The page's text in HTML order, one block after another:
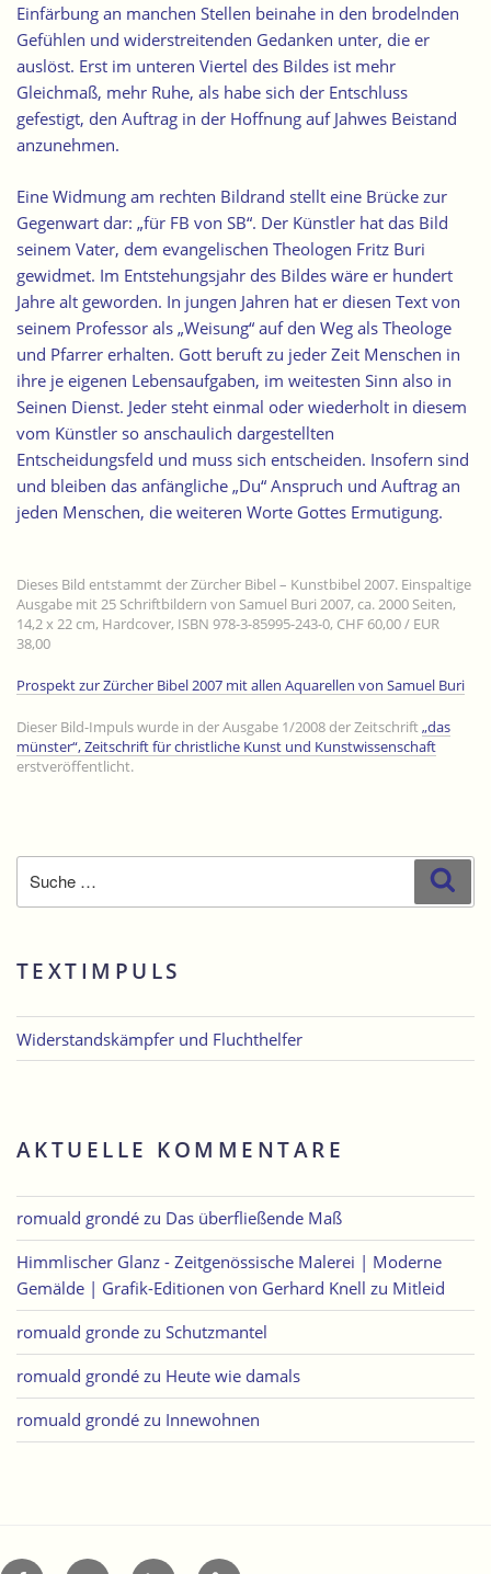
Einfärbung an manchen Stellen beinahe in den brodelnden
Gefühlen und widerstreitenden Gedanken unter, die er
auslöst. Erst im unteren Viertel des Bildes ist mehr
Gleichmaß, mehr Ruhe, als habe sich der Entschluss
gefestigt, den Auftrag in der Hoffnung auf Jahwes Beistand
anzunehmen.
Eine Widmung am rechten Bildrand stellt eine Brücke zur
Gegenwart dar: „für FB von SB“. Der Künstler hat das Bild
seinem Vater, dem evangelischen Theologen Fritz Buri
gewidmet. Im Entstehungsjahr des Bildes wäre er hundert
Jahre alt geworden. In jungen Jahren hat er diesen Text von
seinem Professor als „Weisung“ auf den Weg als Theologe
und Pfarrer erhalten. Gott beruft zu jeder Zeit Menschen in
ihre je eigenen Lebensaufgaben, im weitesten Sinn also in
Seinen Dienst. Jeder steht einmal oder wiederholt in diesem
vom Künstler so anschaulich dargestellten
Entscheidungsfeld und muss sich entscheiden. Insofern sind
und bleiben das anfängliche „Du“ Anspruch und Auftrag an
jeden Menschen, die weiteren Worte Gottes Ermutigung.
Dieses Bild entstammt der Zürcher Bibel – Kunstbibel 2007. Einspaltige
Ausgabe mit 25 Schriftbildern von Samuel Buri 2007, ca. 2000 Seiten,
14,2 x 22 cm, Hardcover, ISBN 978-3-85995-243-0, CHF 60,00 / EUR
38,00
Prospekt zur Zürcher Bibel 2007 mit allen Aquarellen von Samuel Buri
Dieser Bild-Impuls wurde in der Ausgabe 1/2008 der Zeitschrift„das
münster“, Zeitschrift für christliche Kunst und Kunstwissenschaft
erstveröffentlicht.
nach:
TEXTIMPULS
Widerstandskämpfer und Fluchthelfer
AKTUELLE KOMMENTARE
romuald grondé zu Das überfließende Maß
Himmlischer Glanz - Zeitgenössische Malerei | Moderne
Gemälde | Grafik-Editionen von Gerhard Knell zu Mitleid
romuald gronde zu Schutzmantel
romuald grondé zu Heute wie damals
romuald grondé zu Innewohnen